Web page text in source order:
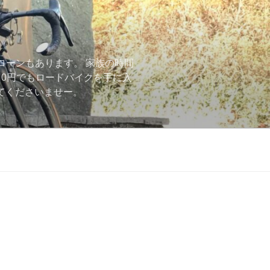
ーンもあります。 家族の時間
円でもロードバイクを手に入
くださいませー。